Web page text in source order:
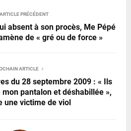
ARTICLE PRÉCÉDENT
absent à son procès, Me Pépé
de « gré ou de force »
ARTICLE
du 28 septembre 2009 : « Ils
mon pantalon et déshabillée »,
une victime de viol